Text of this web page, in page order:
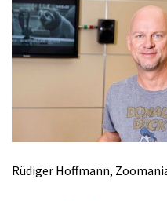
Rüdiger Hoffmann,